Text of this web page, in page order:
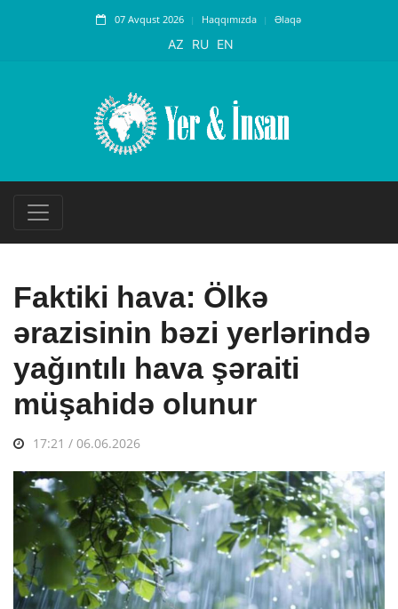
07 Avqust 2026 Haqqımızda Əlaqə
AZ RU EN
Faktiki hava: Ölkə
ərazisinin bəzi yerlərində
yağıntılı hava şəraiti
müşahidə olunur
17:21 / 06.06.2026